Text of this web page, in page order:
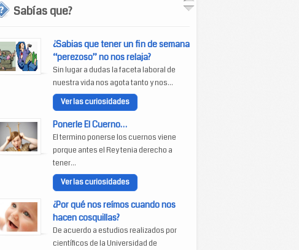
Sabías que?
¿Sabias que tener un fin de semana
“perezoso” no nos relaja?
Sin lugar a dudas la faceta laboral de
nuestra vida nos agota tanto y nos...
Ver las curiosidades
Ponerle El Cuerno…
El termino ponerse los cuernos viene
porque antes el Rey tenia derecho a
tener...
Ver las curiosidades
¿Por qué nos reímos cuando nos
hacen cosquillas?
De acuerdo a estudios realizados por
científicos de la Universidad de